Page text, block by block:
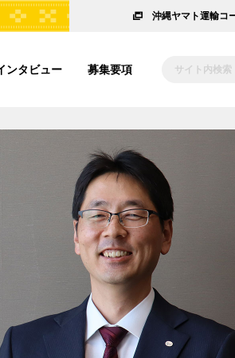
沖縄ヤマト運輸コ
ンタビュー 募集要項